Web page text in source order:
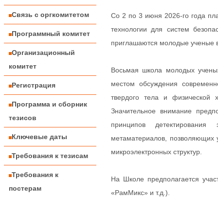
Связь с оргкомитетом
Программный комитет
Организационный
комитет
Регистрация
Программа и сборник
тезисов
Ключевые даты
Требования к тезисам
Требования к
постерам
Со 2 по 3 июня 2026-го года
технологии для систем
приглашаются молодые ученые
Восьмая школа молодых
местом обсуждения
твердого тела и физической
Значительное внимание
принципов
метаматериалов, позволяющих
микроэлектронных структур.
На Школе предполагается
«РамМикс» и т.д.).